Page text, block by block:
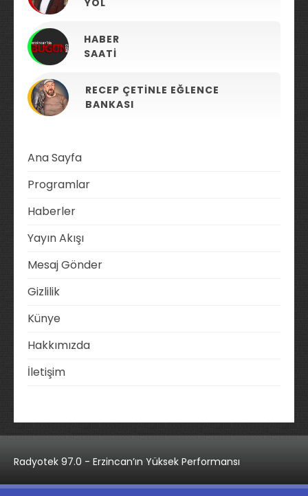
YOL
HABER
SAATI
RECEP ÇETINLE EĞLENCE
BANKASI
Ana Sayfa
Programlar
Haberler
Yayın Akışı
Mesaj Gönder
Gizlilik
Künye
Hakkımızda
İletişim
Radyotek 97.0 - Erzincan’ın Yüksek Performansı